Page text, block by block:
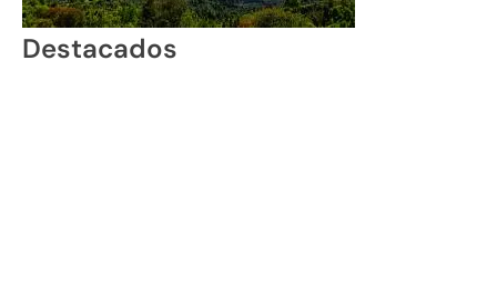
Destacados